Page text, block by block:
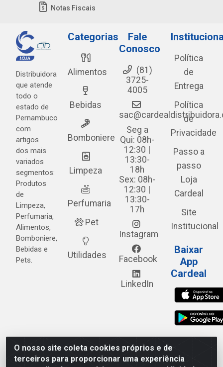
O nosso site coleta cookies próprios e de
terceiros para proporcionar uma experiência
Notas Fiscais
Distribuidora
que atende
todo o
estado de
Pernambuco
com
artigos
dos mais
variados
segmentos:
Produtos
de
Limpeza,
Perfumaria,
Alimentos,
Bomboniere,
Bebidas e
Pets.
Categorias
Alimentos
Bebidas
Bomboniere
Limpeza
Perfumaria
Pet
Utilidades
Fale
Conosco
(81)
3725-
4005
Seg a
Qui: 08h-
12:30 |
13:30-
18h
Sex: 08h-
12:30 |
13:30-
17h
Instagram
Facebook
LinkedIn
Política
de
Entrega
Política
de
Privacidade
Passo a
passo
Loja
Cardeal
Site
Institucional
Baixar
App
Cardeal
Cardeal Distribuidora - Estrada Alto do Moura, 582 - Alto
do Moura - Caruaru/PE - CEP 55.040-120 - CNPJ